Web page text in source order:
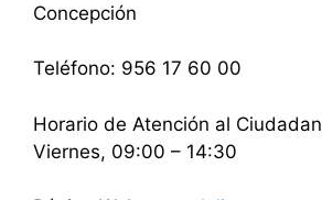
Concepción
Teléfono: 956 17 60 00
Horario de Atención al
Viernes, 09:00 – 14:30